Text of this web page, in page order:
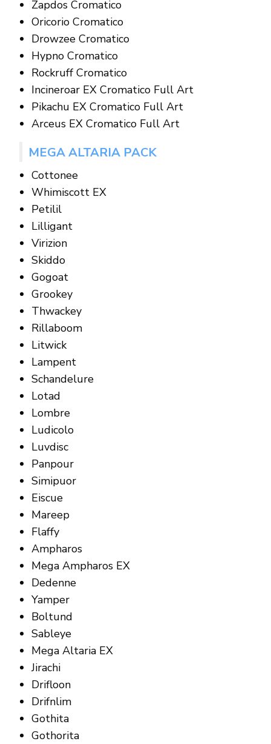
Zapdos Cromatico
Oricorio Cromatico
Drowzee Cromatico
Hypno Cromatico
Rockruff Cromatico
Incineroar EX Cromatico Full Art
Pikachu EX Cromatico Full Art
Arceus EX Cromatico Full Art
MEGA ALTARIA PACK
Cottonee
Whimiscott EX
Petilil
Lilligant
Virizion
Skiddo
Gogoat
Grookey
Thwackey
Rillaboom
Litwick
Lampent
Schandelure
Lotad
Lombre
Ludicolo
Luvdisc
Panpour
Simipuor
Eiscue
Mareep
Flaffy
Ampharos
Mega Ampharos EX
Dedenne
Yamper
Boltund
Sableye
Mega Altaria EX
Jirachi
Drifloon
Drifnlim
Gothita
Gothorita